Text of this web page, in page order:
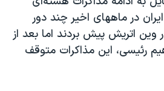
نوبل صلح
«سی‌پک»
در ماههای اخیر چند دور
وین اتریش پیش بردند اما بعد از
رئيسی، این مذاکرات متوقف